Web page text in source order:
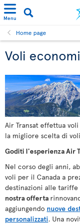
Menu
Home page
Voli
Air Transat effettua
la migliore scelta di
Goditi l'esperienza Air
Nel corso degli anni,
voli per il Canada a
destinazioni alle
nostra offerta
aggiungendo nuove
personalizzati. Una